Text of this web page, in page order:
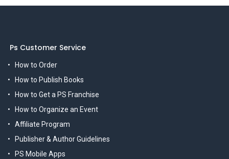
Ps Customer Service
How to Order
How to Publish Books
How to Get a PS Franchise
How to Organize an Event
Affiliate Program
Publisher & Author Guidelines
PS Mobile Apps